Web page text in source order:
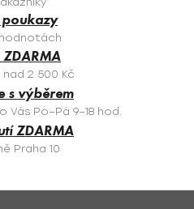
v
k
y
v
ý
p
i
s
u
Á
N
Í
nad 2 500 Kč
s výběrem
Vás Po–Pá 9–18 hod.
ZDARMA
Praha 10